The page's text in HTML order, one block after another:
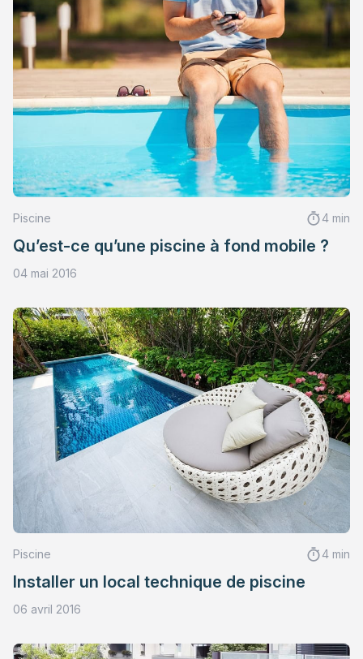
Piscine 4 min
Qu’est-ce qu’une piscine à fond mobile ?
04 mai 2016
Piscine 4 min
Installer un local technique de piscine
06 avril 2016